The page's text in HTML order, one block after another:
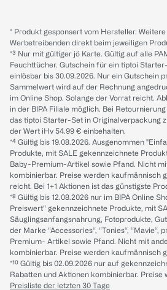
* Produkt gesponsert vom Hersteller.
Werbetreibenden direkt beim jeweiligen
*³ Nur mit gültiger jö Karte. Gültig auf alle
Feuchttücher. Gutschein für ein tiptoi
einlösbar bis 30.09.2026. Nur ein Gutschein
Sammelwert wird auf der Rechnung
im Online Shop. Solange der Vorrat reicht.
in der BIPA Filiale möglich. Bei
das tiptoi Starter-Set in Originalverpackung
der Wert iHv 54.99 € einbehalten.
*⁴ Gültig bis 19.08.2026. Ausgenommen
Produkte, mit SALE gekennzeichnete
Baby-Premium-Artikel sowie Pfand. Nicht
kombinierbar. Preise werden kaufmännisch
reicht. Bei 1+1 Aktionen ist das günstigste
*⁸ Gültig bis 12.08.2026 nur im BIPA Online
Preiswert“ gekennzeichnete Produkte, mit
Säuglingsanfangsnahrung, Fotoprodukte,
der Marke “Accessories“, “Tonies“, “Mavie“,
Premium- Artikel sowie Pfand. Nicht mit
kombinierbar. Preise werden kaufmännisch
*¹⁰ Gültig bis 02.09.2026 nur auf
Rabatten und Aktionen kombinierbar.
Preisliste der letzten 30 Tage